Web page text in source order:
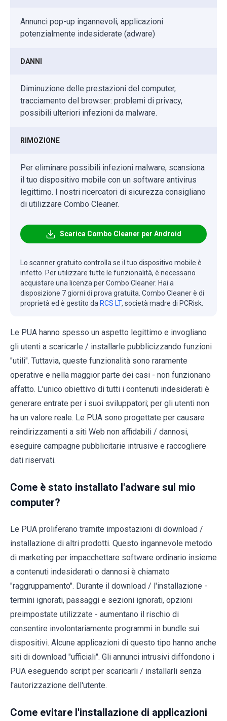
Annunci pop-up ingannevoli, applicazioni
potenzialmente indesiderate (adware)
DANNI
Diminuzione delle prestazioni del computer,
tracciamento del browser: problemi di privacy,
possibili ulteriori infezioni da malware.
RIMOZIONE
Per eliminare possibili infezioni malware, scansiona
il tuo dispositivo mobile con un software antivirus
legittimo. I nostri ricercatori di sicurezza consigliano
di utilizzare Combo Cleaner.
Scarica Combo Cleaner per Android
Lo scanner gratuito controlla se il tuo dispositivo mobile è
infetto. Per utilizzare tutte le funzionalità, è necessario
acquistare una licenza per Combo Cleaner. Hai a
disposizione 7 giorni di prova gratuita. Combo Cleaner è di
proprietà ed è gestito da RCS LT, società madre di PCRisk.
Le PUA hanno spesso un aspetto legittimo e invogliano
gli utenti a scaricarle / installarle pubblicizzando funzioni
"utili". Tuttavia, queste funzionalità sono raramente
operative e nella maggior parte dei casi - non funzionano
affatto. L'unico obiettivo di tutti i contenuti indesiderati è
generare entrate per i suoi sviluppatori; per gli utenti non
ha un valore reale. Le PUA sono progettate per causare
reindirizzamenti a siti Web non affidabili / dannosi,
eseguire campagne pubblicitarie intrusive e raccogliere
dati riservati.
Come è stato installato l'adware sul mio
computer?
Le PUA proliferano tramite impostazioni di download /
installazione di altri prodotti. Questo ingannevole metodo
di marketing per impacchettare software ordinario insieme
a contenuti indesiderati o dannosi è chiamato
"raggruppamento". Durante il download / l'installazione -
termini ignorati, passaggi e sezioni ignorati, opzioni
preimpostate utilizzate - aumentano il rischio di
consentire involontariamente programmi in bundle sui
dispositivi. Alcune applicazioni di questo tipo hanno anche
siti di download "ufficiali". Gli annunci intrusivi diffondono i
PUA eseguendo script per scaricarli / installarli senza
l'autorizzazione dell'utente.
Come evitare l'installazione di applicazioni